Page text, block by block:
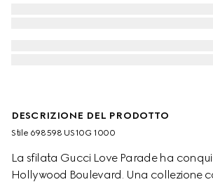
DESCRIZIONE DEL PRODOTTO
Stile ‎698598 US10G 1000
La sfilata Gucci Love Parade ha
Hollywood Boulevard. Una collezione